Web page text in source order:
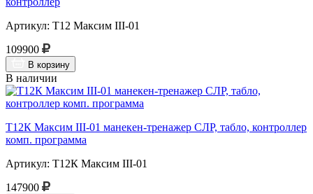
Артикул: Т12 Максим III-01
109900
В корзину
В наличии
Т12К Максим III-01 манекен-тренажер СЛР, табло, контроллер
комп. программа
Артикул: Т12К Максим III-01
147900